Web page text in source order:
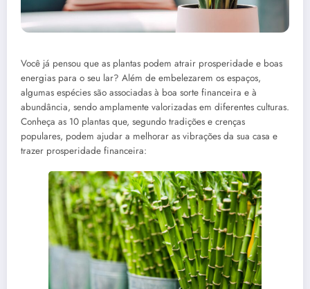
Você já pensou que as plantas podem atrair prosperidade e boas
energias para o seu lar? Além de embelezarem os espaços,
algumas espécies são associadas à boa sorte financeira e à
abundância, sendo amplamente valorizadas em diferentes culturas.
Conheça as 10 plantas que, segundo tradições e crenças
populares, podem ajudar a melhorar as vibrações da sua casa e
trazer prosperidade financeira: